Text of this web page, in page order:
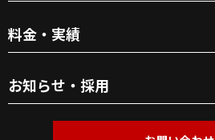
料金・実績
お知らせ・採用